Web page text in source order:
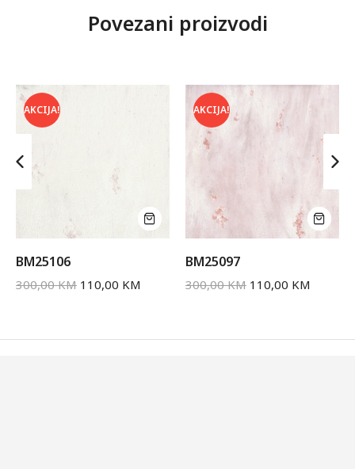
Povezani proizvodi
AKCIJA!
BM25106
300,00KM 110,00 KM
AKCIJA!
BM25097
300,00KM 110,00 KM